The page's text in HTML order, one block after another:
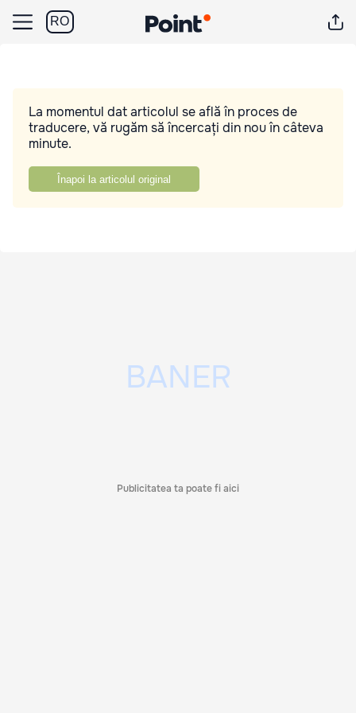
RO
La momentul dat articolul se află în proces de
traducere, vă rugăm să încercați din nou în câteva
minute.
Înapoi la articolul original
Publicitatea ta poate fi aici